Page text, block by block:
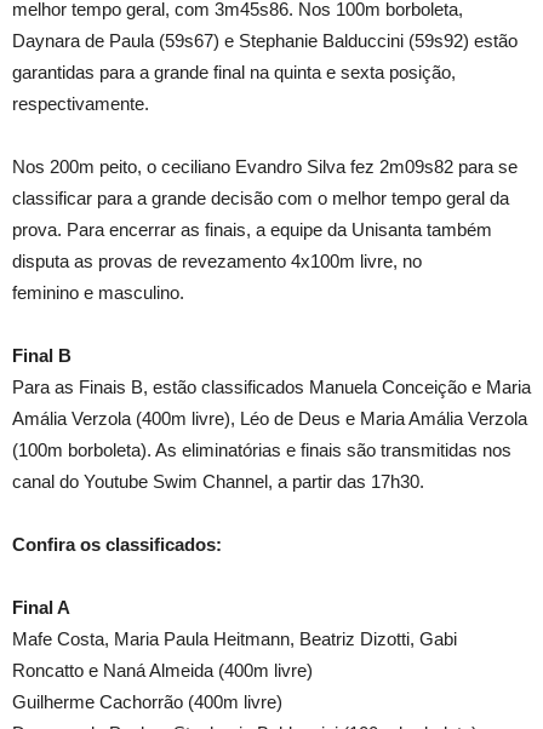
melhor tempo geral, com 3m45s86. Nos 100m borboleta,
Daynara de Paula (59s67) e Stephanie Balduccini (59s92) estão
garantidas para a grande final na quinta e sexta posição,
respectivamente.
Nos 200m peito, o ceciliano Evandro Silva fez 2m09s82 para se
classificar para a grande decisão com o melhor tempo geral da
prova. Para encerrar as finais, a equipe da Unisanta também
disputa as provas de revezamento 4x100m livre, no
feminino e masculino.
Final B
Para as Finais B, estão classificados Manuela Conceição e Maria
Amália Verzola (400m livre), Léo de Deus e Maria Amália Verzola
(100m borboleta). As eliminatórias e finais são transmitidas nos
canal do Youtube Swim Channel, a partir das 17h30.
Confira os classificados:
Final A
Mafe Costa, Maria Paula Heitmann, Beatriz Dizotti, Gabi
Roncatto e Naná Almeida (400m livre)
Guilherme Cachorrão (400m livre)